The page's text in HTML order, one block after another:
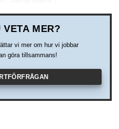
VETA MER?
vi mer om hur vi jobbar
göra tillsammans!